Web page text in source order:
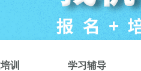
训 学习辅导